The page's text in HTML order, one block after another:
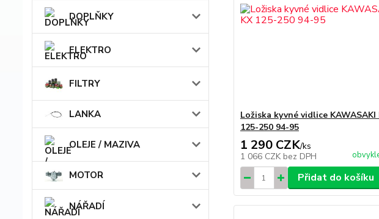
DOPLŇKY
ELEKTRO
FILTRY
LANKA
OLEJE / MAZIVA
MOTOR
NÁŘADÍ
Ložiska kyvné vidlice KAWASAKI
125-250 94-95
1 290 CZK/ks
1 066 CZK bez DPH
Přidat do košíku